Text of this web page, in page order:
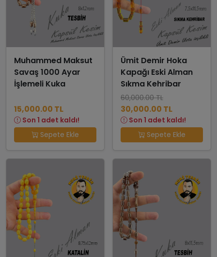
Muhammed Maksut
Savaş 1000 Ayar
İşlemeli Kuka
15,000.00 TL
Son 1 adet kaldı!
Sepete Ekle
Ümit Demir Hoka
Kapağı Eski Alman
Sıkma Kehribar
60,000.00 TL
30,000.00 TL
Son 1 adet kaldı!
Sepete Ekle